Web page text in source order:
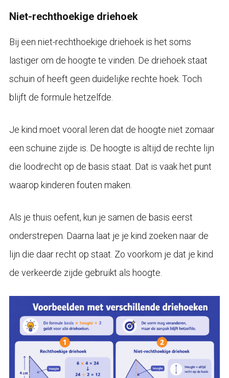
Niet-rechthoekige driehoek
Bij een niet-rechthoekige driehoek is het soms
lastiger om de hoogte te vinden. De driehoek staat
schuin of heeft geen duidelijke rechte hoek. Toch
blijft de formule hetzelfde.
Je kind moet vooral leren dat de hoogte niet zomaar
een schuine zijde is. De hoogte is altijd de rechte lijn
die loodrecht op de basis staat. Dat is vaak het punt
waarop kinderen fouten maken.
Als je thuis oefent, kun je samen de basis eerst
onderstrepen. Daarna laat je je kind zoeken naar de
lijn die daar recht op staat. Zo voorkom je dat je kind
de verkeerde zijde gebruikt als hoogte.